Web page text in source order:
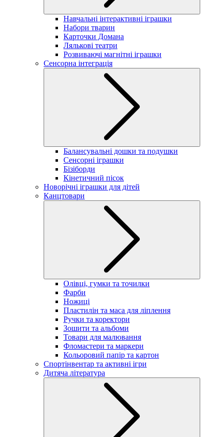
Навчальні інтерактивні іграшки
Набори тварин
Карточки Домана
Лялькові театри
Розвиваючі магнітні іграшки
Сенсорна інтеграція
Балансувальні дошки та подушки
Сенсорні іграшки
Бізіборди
Кінетичний пісок
Новорічні іграшки для дітей
Канцтовари
Олівці, гумки та точилки
Фарби
Ножиці
Пластилін та маса для ліплення
Ручки та коректори
Зошити та альбоми
Товари для малювання
Фломастери та маркери
Кольоровий папір та картон
Спортінвентар та активні ігри
Дитяча література